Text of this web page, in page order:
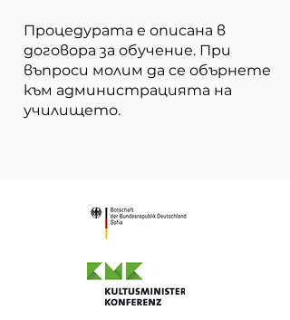
Процедурата е описана в
договора за обучение. При
въпроси молим да се обърнете
към администрацията на
училището.